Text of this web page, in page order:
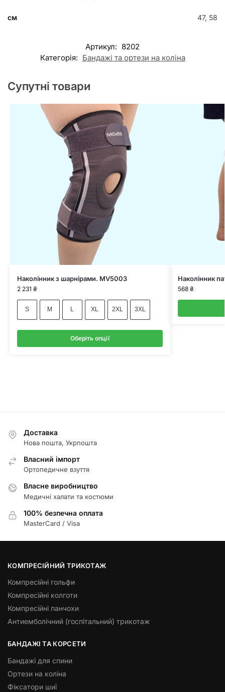
см 47, 58
Артикул: 8202
Категорія: Бандажі та ортези на коліна
Супутні товари
Наколінник з шарнірами. MV5003
2 231 ₴
S M L XL 2XL 3XL
Оберіть опції
Наколінник
568 ₴
Доставка
Нова пошта, Укрпошта
Власний імпорт
Ортопедичне взуття
Власне виробництво
Медичні халати та костюми
100% безпечна оплата
MasterCard / Visa
КОМПРЕСІЙНИЙ ТРИКОТАЖ
Компресійні гольфи
Компресійні колготи
Компресійні панчохи
Антиемболічний (госпітальний) трикотаж
БАНДАЖІ ТА КОРСЕТИ
Бандажі для спини
Ортези на коліна
Фіксатори шиї